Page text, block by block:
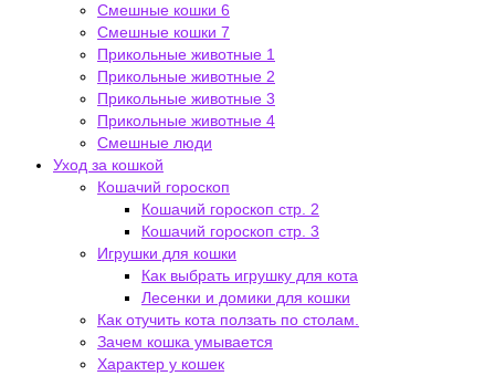
Смешные кошки 6
Смешные кошки 7
Прикольные животные 1
Прикольные животные 2
Прикольные животные 3
Прикольные животные 4
Смешные люди
Уход за кошкой
Кошачий гороскоп
Кошачий гороскоп стр. 2
Кошачий гороскоп стр. 3
Игрушки для кошки
Как выбрать игрушку для кота
Лесенки и домики для кошки
Как отучить кота ползать по столам.
Зачем кошка умывается
Характер у кошек